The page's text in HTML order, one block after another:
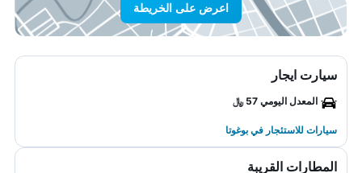
اعرض على الخريطة
سيارت ايجار
المعدل اليومي 57 ﷼
سيارات للاستئجار في بوغوتا
المطارات القريبة